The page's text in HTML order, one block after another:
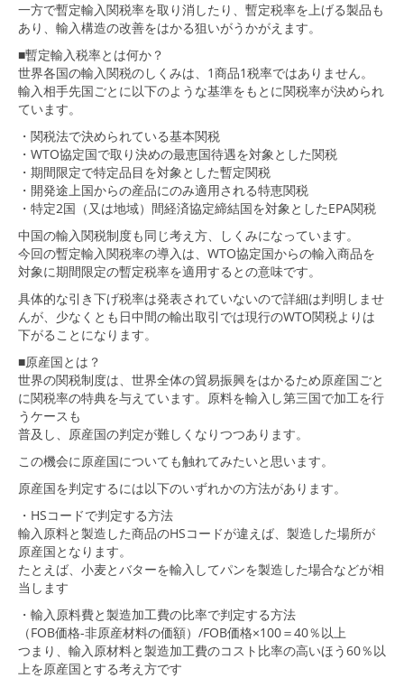
一方で暫定輸入関税率を取り消したり、暫定税率を上げる製品も
あり、輸入構造の改善をはかる狙いがうかがえます。
■暫定輸入税率とは何か？
世界各国の輸入関税のしくみは、1商品1税率ではありません。
輸入相手先国ごとに以下のような基準をもとに関税率が決められ
ています。
・関税法で決められている基本関税
・WTO協定国で取り決めの最恵国待遇を対象とした関税
・期間限定で特定品目を対象とした暫定関税
・開発途上国からの産品にのみ適用される特恵関税
・特定2国（又は地域）間経済協定締結国を対象としたEPA関税
中国の輸入関税制度も同じ考え方、しくみになっています。
今回の暫定輸入関税率の導入は、WTO協定国からの輸入商品を
対象に期間限定の暫定税率を適用するとの意味です。
具体的な引き下げ税率は発表されていないので詳細は判明しませ
んが、少なくとも日中間の輸出取引では現行のWTO関税よりは
下がることになります。
■原産国とは？
世界の関税制度は、世界全体の貿易振興をはかるため原産国ごと
に関税率の特典を与えています。原料を輸入し第三国で加工を行
うケースも
普及し、原産国の判定が難しくなりつつあります。
この機会に原産国についても触れてみたいと思います。
原産国を判定するには以下のいずれかの方法があります。
・HSコードで判定する方法
輸入原料と製造した商品のHSコードが違えば、製造した場所が
原産国となります。
たとえば、小麦とバターを輸入してパンを製造した場合などが相
当します
・輸入原料費と製造加工費の比率で判定する方法
（FOB価格-非原産材料の価額）/FOB価格×100＝40％以上
つまり、輸入原材料と製造加工費のコスト比率の高いほう60％以
上を原産国とする考え方です